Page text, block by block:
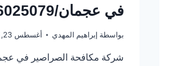
في عجمان/0506025079
بواسطة إبراهيم المهدي أغسطس 23, 2025
شركة مكافحة الصراصير في